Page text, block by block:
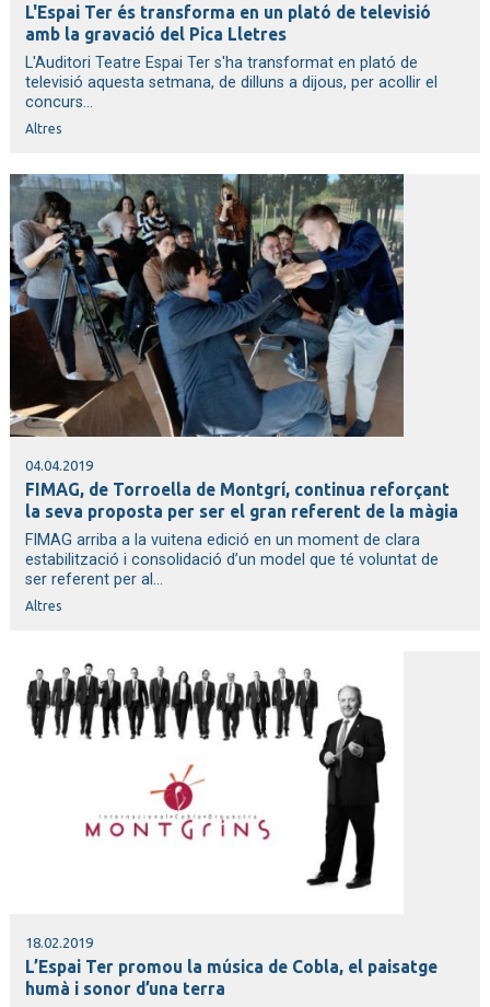
L'Espai Ter és transforma en un plató de televisió
amb la gravació del Pica Lletres
L'Auditori Teatre Espai Ter s'ha transformat en plató de
televisió aquesta setmana, de dilluns a dijous, per acollir el
concurs...
Altres
04.04.2019
FIMAG, de Torroella de Montgrí, continua reforçant
la seva proposta per ser el gran referent de la màgia
FIMAG arriba a la vuitena edició en un moment de clara
estabilització i consolidació d’un model que té voluntat de
ser referent per al...
Altres
18.02.2019
L’Espai Ter promou la música de Cobla, el paisatge
humà i sonor d’una terra